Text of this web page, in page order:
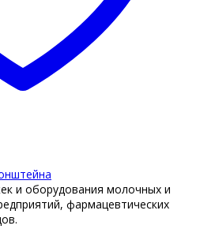
и оборудования молочных и
фармацевтических